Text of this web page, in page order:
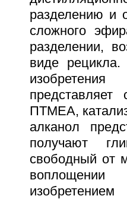
разделению и
сложного
разделении,
виде
представляет
ПТМЕА,
алканол
получают
свободный от
воплощении